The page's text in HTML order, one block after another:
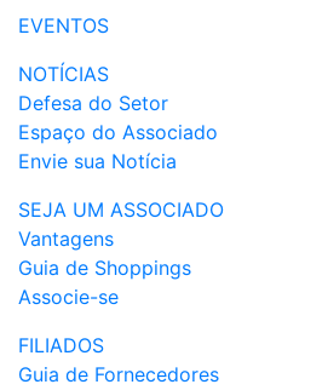
EVENTOS
NOTÍCIAS
Defesa do Setor
Espaço do Associado
Envie sua Notícia
SEJA UM ASSOCIADO
Vantagens
Guia de Shoppings
Associe-se
FILIADOS
Guia de Fornecedores